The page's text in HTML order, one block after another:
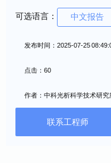
可选语言： 中文报告
发布时间：2025-07-25
点击：60
作者：中科光析科学技术研究
联系工程师